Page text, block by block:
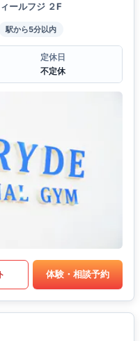
ールフジ ２F
駅から5分以内
定休日
不定休
体験・相談予約